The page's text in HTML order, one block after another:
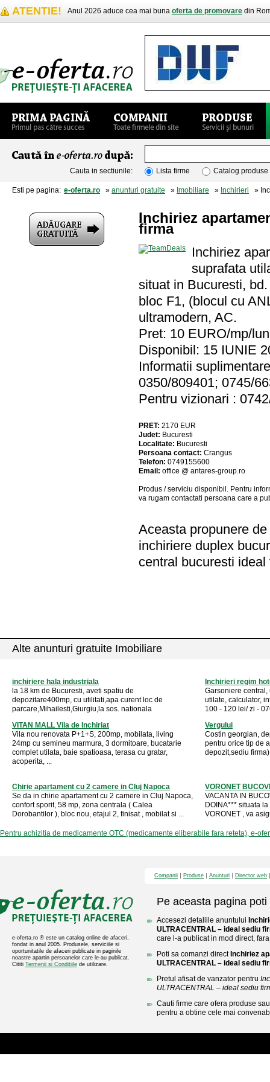
ATENTIE! Anul 2026 aduce cea mai buna oferta de promovare din
Cauta in sectiunile: Lista firme Catalog produse
Esti pe pagina: e-oferta.ro » anunturi gratuite » Imobiliare » Inchirieri »
Inchiriez
firma
Inchiriez
suprafata
situat in Bucuresti,
bloc F1, (blocul cu
ultramodern, AC.
Pret: 10 EURO/mp/
Disponibil: 15 IUNIE
Informatii
0350/809401; 0745/
Pentru vizionari :
PRET: 2170 EUR
Judet: Bucuresti
Localitate: Bucuresti
Persoana contact: Crangus
Telefon: 0749155600
Email: office @ antares-group.ro
Produs / serviciu disponibil . Pentru
va rugam contactati persoana care a
Aceasta propunere
inchiriere duplex
central bucuresti
Alte anunturi gratuite Imobiliare
inchiriere hala industriala
la 18 km de Bucuresti, aveti spatiu de
depozitare400mp, cu utilitati,apa curent loc de
parcare,Mihailesti,Giurgiu,la sos. nationala
Inchirieri regim
Garsoniere
utilate, calculator,
100 - 120 lei/ zi -
VITAN MALL Vila de Inchiriat
Vila nou renovata P+1+S, 200mp, mobilata, living
24mp cu semineu marmura, 3 dormitoare, bucatarie
complet utilata, baie spatioasa, terasa cu gratar,
acoperita, ...
Vergului
Costin georgian,
pentru orice tip de
depozit,sediu
Chirie apartament cu 2 camere in Cluj Napoca
Se da in chirie apartament cu 2 camere in Cluj Napoca,
confort sporit, 58 mp, zona centrala ( Calea
Dorobantilor ), bloc nou, etajul 2, finisat , mobilat si ...
VORONET
VACANTA IN
DOINA*** situata
VORONET , va
Pentru achizitia de medicamente OTC (medicamente eliberabile fara reteta), e-
e-oferta.ro ® este un catalog online de afaceri,
fondat in anul 2005. Produsele, serviciile si
oportunitatile de afaceri publicate in paginile
noastre apartin persoanelor care le-au publicat.
Cititi Termenii si Conditiile de utilizare.
Companii Produse Anunturi Director web
Pe aceasta pagina poti
Accesezi detaliile anuntului
ULTRACENTRAL – ideal sediu
care l-a publicat in mod direct,
Poti sa comanzi direct Inchiriez
ULTRACENTRAL – ideal sediu
Pretul afisat de vanzator pentru
ULTRACENTRAL – ideal sediu
Cauti firme care ofera produse
pentru a obtine cele mai